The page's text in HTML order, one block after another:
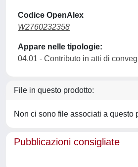
Codice OpenAlex
W2760232358
Appare nelle tipologie:
04.01 - Contributo in atti di
File in questo prodotto:
Non ci sono file associati a questo
Pubblicazioni consigliate